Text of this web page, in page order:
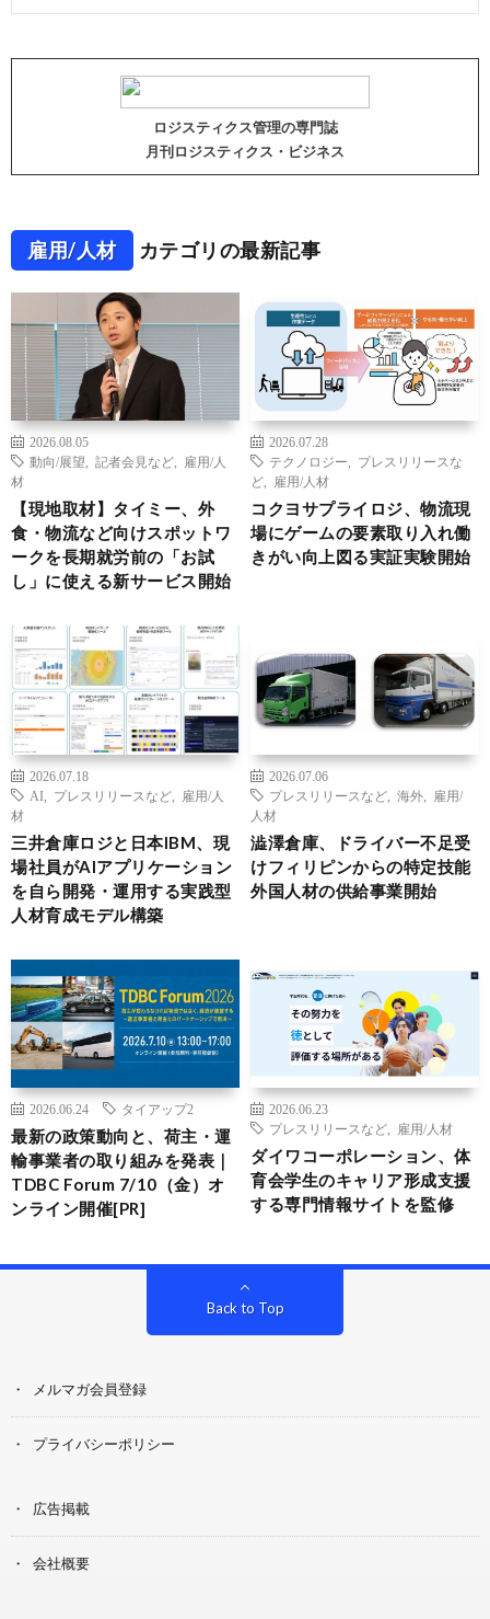
ロジスティクス管理の専門誌
月刊ロジスティクス・ビジネス
雇用/人材 カテゴリの最新記事
2026.08.05
動向/展望
記者会見など
雇用/人
材
【現地取材】タイミー、外
食・物流など向けスポットワ
ークを長期就労前の「お試
し」に使える新サービス開始
2026.07.28
テクノロジー
プレスリリースな
ど
雇用/人材
コクヨサプライロジ、物流現
場にゲームの要素取り入れ働
きがい向上図る実証実験開始
2026.07.18
AI
プレスリリースなど
雇用/人
材
三井倉庫ロジと日本IBM、現
場社員がAIアプリケーション
を自ら開発・運用する実践型
人材育成モデル構築
2026.07.06
プレスリリースなど
海外
雇用/
人材
澁澤倉庫、ドライバー不足受
けフィリピンからの特定技能
外国人材の供給事業開始
2026.06.24 タイアップ2
最新の政策動向と、荷主・運
輸事業者の取り組みを発表｜
TDBC Forum 7/10（金）オ
ンライン開催[PR]
2026.06.23
プレスリリースなど
雇用/人材
ダイワコーポレーション、体
育会学生のキャリア形成支援
する専門情報サイトを監修
Back to Top
メルマガ会員登録
プライバシーポリシー
広告掲載
会社概要